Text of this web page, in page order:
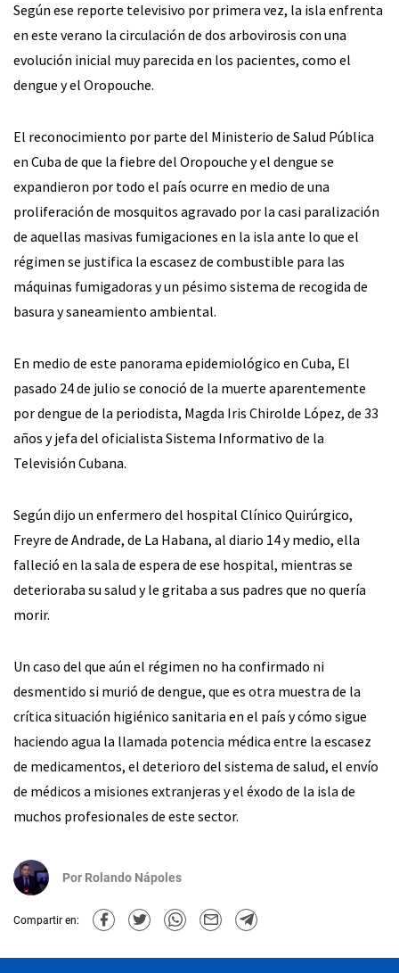
Según ese reporte televisivo por primera vez, la isla enfrenta
en este verano la circulación de dos arbovirosis con una
evolución inicial muy parecida en los pacientes, como el
dengue y el Oropouche.
El reconocimiento por parte del Ministerio de Salud Pública
en Cuba de que la fiebre del Oropouche y el dengue se
expandieron por todo el país ocurre en medio de una
proliferación de mosquitos agravado por la casi paralización
de aquellas masivas fumigaciones en la isla ante lo que el
régimen se justifica la escasez de combustible para las
máquinas fumigadoras y un pésimo sistema de recogida de
basura y saneamiento ambiental.
En medio de este panorama epidemiológico en Cuba, El
pasado 24 de julio se conoció de la muerte aparentemente
por dengue de la periodista, Magda Iris Chirolde López, de 33
años y jefa del oficialista Sistema Informativo de la
Televisión Cubana.
Según dijo un enfermero del hospital Clínico Quirúrgico,
Freyre de Andrade, de La Habana, al diario 14 y medio, ella
falleció en la sala de espera de ese hospital, mientras se
deterioraba su salud y le gritaba a sus padres que no quería
morir.
Un caso del que aún el régimen no ha confirmado ni
desmentido si murió de dengue, que es otra muestra de la
crítica situación higiénico sanitaria en el país y cómo sigue
haciendo agua la llamada potencia médica entre la escasez
de medicamentos, el deterioro del sistema de salud, el envío
de médicos a misiones extranjeras y el éxodo de la isla de
muchos profesionales de este sector.
Por Rolando Nápoles
Compartir en: